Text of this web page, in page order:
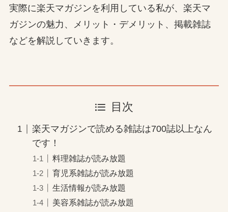
実際に楽天マガジンを利用している私が、楽天マ
ガジンの魅力、メリット・デメリット、掲載雑誌
などを解説していきます。
目次
楽天マガジンで読める雑誌は700誌以上なん
です！
料理雑誌が読み放題
育児系雑誌が読み放題
生活情報が読み放題
美容系雑誌が読み放題